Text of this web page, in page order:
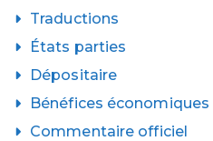
Traductions
États parties
Dépositaire
Bénéfices économiques
Commentaire officiel